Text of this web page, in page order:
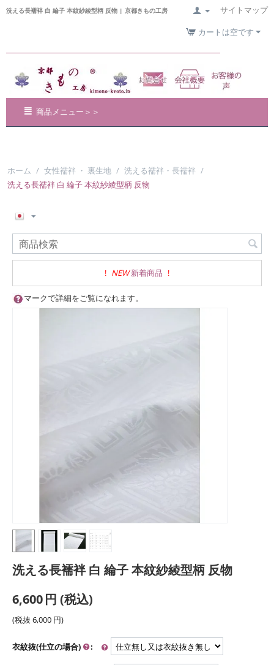
洗える長襦袢 白 綸子 本紋紗綾型柄 反物 | 京都きもの工房
サイトマップ
カートは空です
商品メニュー＞＞
ホーム / 女性襦袢 ・ 裏生地 / 洗える襦袢・長襦袢 /
洗える長襦袢 白 綸子 本紋紗綾型柄 反物
! NEW 新着商品 !
マークで詳細をご覧になれます。
洗える長襦袢 白 綸子 本紋紗綾型柄 反物
6,600円 (税込)
(税抜 6,000 円)
衣紋抜(仕立の場合) :